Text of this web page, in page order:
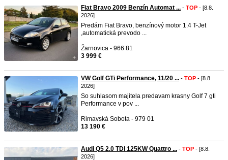
Fiat Bravo 2009 Benzín Automat ... - TOP - [8.8.
2026]
Predám Fiat Bravo, benzínový motor 1.4 T-Jet
,automatická prevodo ...
Žarnovica - 966 81
3 999 €
VW Golf GTi Performance, 11/20 ... - TOP - [8.8.
2026]
So suhlasom majitela predavam krasny Golf 7 gti
Performance v pov ...
Rimavská Sobota - 979 01
13 190 €
Audi Q5 2.0 TDI 125KW Quattro ... - TOP - [8.8.
2026]